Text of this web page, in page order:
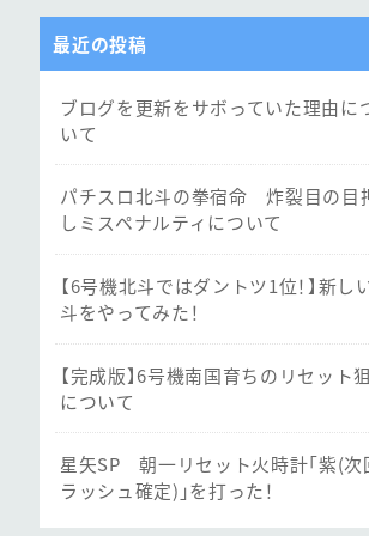
最近の投稿
ブログを更新をサボっていた理由に
いて
パチスロ北斗の拳宿命 炸裂目の目
しミスペナルティについて
【6号機北斗ではダントツ1位！】新し
斗をやってみた！
【完成版】6号機南国育ちのリセット
について
星矢SP 朝一リセット火時計「紫(次
ラッシュ確定)」を打った！